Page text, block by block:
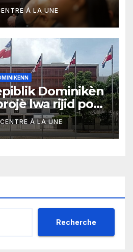
À LA UNE
Dominikèn
lwa rijid pou
achte kay
CENTRE À LA UNE
Recherche